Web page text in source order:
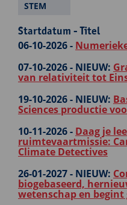
STEM
Startdatum - Titel
06-10-2026 -
07-10-2026 - NIEUW:
van relativiteit tot
19-10-2026 - NIEUW:
Sciences productie
10-11-2026 - Daag je
ruimtevaartmissie:
Climate Detectives
26-01-2027 - NIEUW:
biogebaseerd,
wetenschap en begint